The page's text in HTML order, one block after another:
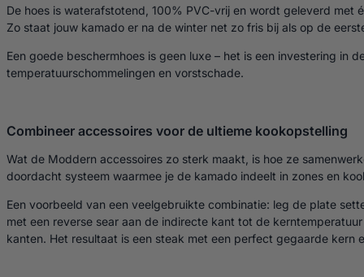
De hoes is waterafstotend, 100% PVC-vrij en wordt geleverd
Zo staat jouw kamado er na de winter net zo fris bij als op de
Een goede beschermhoes is geen luxe – het is een investering
temperatuurschommelingen en vorstschade.
Combineer accessoires voor de ultieme kookopstelling
Wat de Moddern accessoires zo sterk maakt, is hoe ze
doordacht systeem waarmee je de kamado indeelt in zones en
Een voorbeeld van een veelgebruikte combinatie: leg de plate
met een reverse sear aan de indirecte kant tot de
kanten. Het resultaat is een steak met een perfect gegaarde